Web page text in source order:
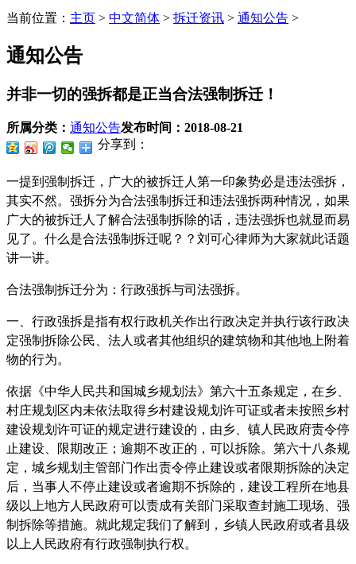
当前位置： 主页 > 中文简体 > 拆迁资讯 > 通知公告 >
通知公告
并非一切的强拆都是正当合法强制拆迁！
所属分类： 通知公告发布时间： 2018-08-21
分享到：
一提到强制拆迁，广大的被拆迁人第一印象势必是违法强拆，
其实不然。强拆分为合法强制拆迁和违法强拆两种情况，如果
广大的被拆迁人了解合法强制拆除的话，违法强拆也就显而易
见了。什么是合法强制拆迁呢？？刘可心律师为大家就此话题
讲一讲。
合法强制拆迁分为：行政强拆与司法强拆。
一、行政强拆是指有权行政机关作出行政决定并执行该行政决
定强制拆除公民、法人或者其他组织的建筑物和其他地上附着
物的行为。
依据《中华人民共和国城乡规划法》第六十五条规定，在乡、
村庄规划区内未依法取得乡村建设规划许可证或者未按照乡村
建设规划许可证的规定进行建设的，由乡、镇人民政府责令停
止建设、限期改正；逾期不改正的，可以拆除。第六十八条规
定，城乡规划主管部门作出责令停止建设或者限期拆除的决定
后，当事人不停止建设或者逾期不拆除的，建设工程所在地县
级以上地方人民政府可以责成有关部门采取查封施工现场、强
制拆除等措施。就此规定我们了解到，乡镇人民政府或者县级
以上人民政府有行政强制执行权。